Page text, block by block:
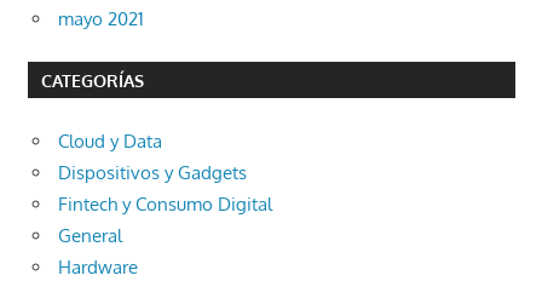
mayo 2021
CATEGORÍAS
Cloud y Data
Dispositivos y Gadgets
Fintech y Consumo Digital
General
Hardware